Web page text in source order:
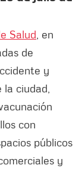
Salud , en
de
y
ciudad,
con
públicos
y